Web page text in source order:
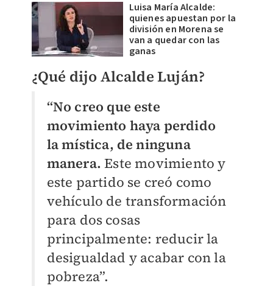
Luisa María Alcalde:
quienes apuestan por la
división en Morena se
van a quedar con las
ganas
¿Qué dijo Alcalde Luján?
“No creo que este
movimiento haya perdido
la mística, de ninguna
manera. Este movimiento y
este partido se creó como
vehículo de transformación
para dos cosas
principalmente: reducir la
desigualdad y acabar con la
pobreza”.